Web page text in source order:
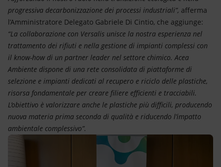
progressiva decarbonizzazione dei processi industriali”, afferma
l’Amministratore Delegato Gabriele Di Cintio, che aggiunge:
“La collaborazione con Versalis unisce la nostra esperienza nel
trattamento dei rifiuti e nella gestione di impianti complessi con
il know-how di un partner leader nel settore chimico. Acea
Ambiente dispone di una rete consolidata di piattaforme di
selezione e impianti dedicati al recupero e riciclo delle plastiche,
risorsa fondamentale per creare filiere efficienti e tracciabili.
L’obiettivo è valorizzare anche le plastiche più difficili, producendo
nuova materia prima seconda di qualità e riducendo l’impatto
ambientale complessivo”.